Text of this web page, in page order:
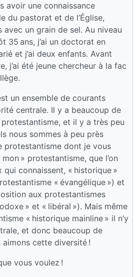
avoir une connaissance
du pastorat et de l’Église,
avec un grain de sel. Au niveau
35 ans, j’ai un doctorat en
et j’ai deux enfants. Avant
j’ai été jeune chercheur à la fac
un ensemble de courants
centrale. Il y a beaucoup de
et il y a très peu
nous sommes à peu près
protestantisme dont je vous
» protestantisme, que l’on
connaissent, « historique »
« évangélique ») et
aux protestantismes
» et « libéral »). Mais même
« historique mainline » il n’y
et donc beaucoup de
cette diversité !
vous voulez !